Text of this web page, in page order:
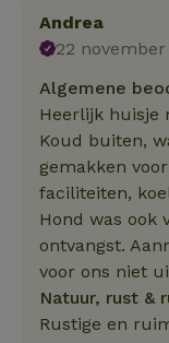
Andrea
22 november
Algemene
Heerlijk huisje
Koud buiten,
gemakken
faciliteiten,
Hond was ook
ontvangst.
voor ons niet
Natuur, rust &
Rustige en